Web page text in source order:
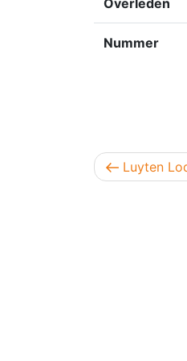
Overleden
Nummer
Vorig bericht
Luyten